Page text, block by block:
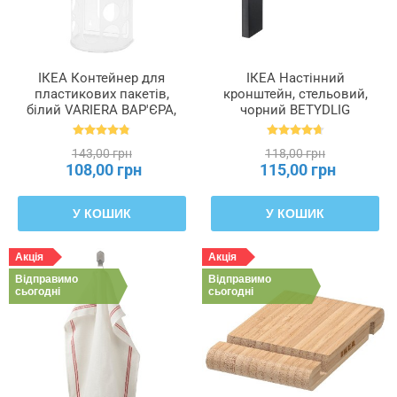
ІКЕА Контейнер для
пластикових пакетів,
білий VARIERA ВАР'ЄРА,
800.102.22
143,00 грн
108,00 грн
У КОШИК
ІКЕА Настінний
кронштейн, стельовий,
чорний BETYDLIG
БЕТІДЛІГ, 602.172.28
118,00 грн
115,00 грн
У КОШИК
Акція
Відправимо
сьогодні
Акція
Відправимо
сьогодні